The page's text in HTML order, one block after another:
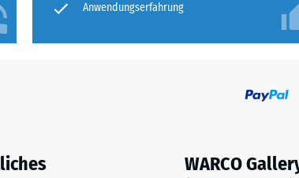
Anwendungserfahrung
WARCO